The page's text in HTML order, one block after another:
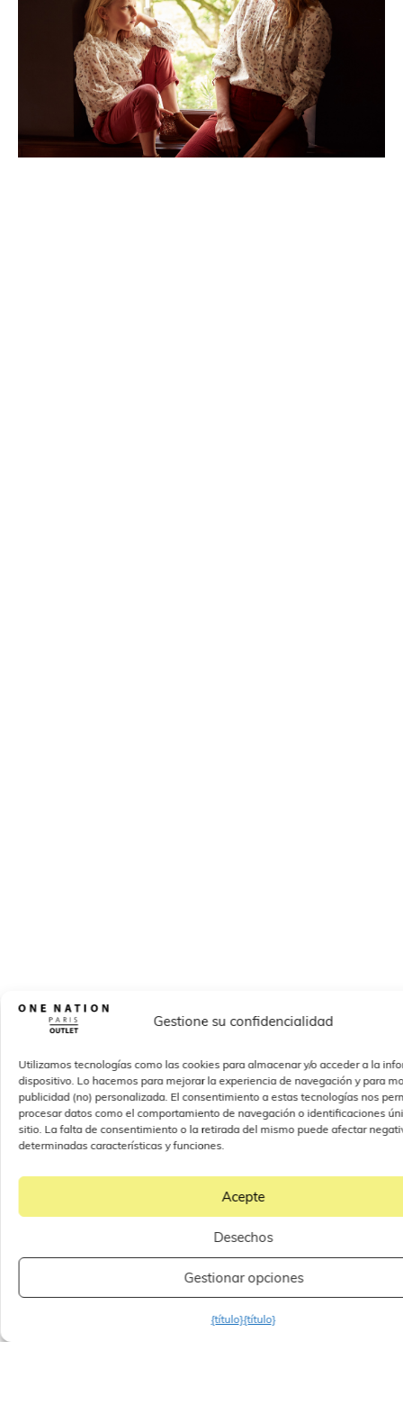
Gestione su confidencialidad
Utilizamos tecnologías como las cookies para almacenar y/o acceder a la
dispositivo. Lo hacemos para mejorar la experiencia de navegación y para
publicidad (no) personalizada. El consentimiento a estas tecnologías nos
procesar datos como el comportamiento de navegación o identificaciones
sitio. La falta de consentimiento o la retirada del mismo puede afectar
determinadas características y funciones.
Acepte
Desechos
Gestionar opciones
{título}{título}